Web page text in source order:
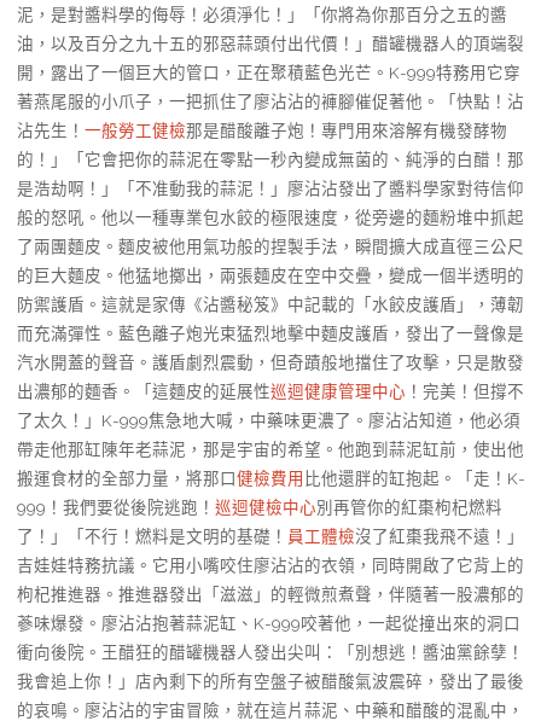
泥，是對醬料學的侮辱！必須淨化！」「你將為你那百分之五的醬
油，以及百分之九十五的邪惡蒜頭付出代價！」醋罐機器人的頂端裂
開，露出了一個巨大的管口，正在聚積藍色光芒。K-999特務用它穿
著燕尾服的小爪子，一把抓住了廖沾沾的褲腳催促著他。「快點！沾
沾先生！ 一般勞工健檢那是醋酸離子炮！專門用來溶解有機發酵物
的！」「它會把你的蒜泥在零點一秒內變成無菌的、純淨的白醋！那
是浩劫啊！」「不准動我的蒜泥！」廖沾沾發出了醬料學家對待信仰
般的怒吼。他以一種專業包水餃的極限速度，從旁邊的麵粉堆中抓起
了兩團麵皮。麵皮被他用氣功般的捏製手法，瞬間擴大成直徑三公尺
的巨大麵皮。他猛地擲出，兩張麵皮在空中交疊，變成一個半透明的
防禦護盾。這就是家傳《沾醬秘笈》中記載的「水餃皮護盾」，薄韌
而充滿彈性。藍色離子炮光束猛烈地擊中麵皮護盾，發出了一聲像是
汽水開蓋的聲音。護盾劇烈震動，但奇蹟般地擋住了攻擊，只是散發
出濃郁的麵香。「這麵皮的延展性巡迴健康管理中心 ！完美！但撐不
了太久！」K-999焦急地大喊，中藥味更濃了。廖沾沾知道，他必須
帶走他那缸陳年老蒜泥，那是宇宙的希望。他跑到蒜泥缸前，使出他
搬運食材的全部力量，將那口健檢費用 比他還胖的缸抱起。「走！K-
999！我們要從後院逃跑！ 巡迴健檢中心別再管你的紅棗枸杞燃料
了！」「不行！燃料是文明的基礎！ 員工體檢沒了紅棗我飛不遠！」
吉娃娃特務抗議。它用小嘴咬住廖沾沾的衣領，同時開啟了它背上的
枸杞推進器。推進器發出「滋滋」的輕微煎煮聲，伴隨著一股濃郁的
蔘味爆發。廖沾沾抱著蒜泥缸、K-999咬著他，一起從撞出來的洞口
衝向後院。王醋狂的醋罐機器人發出尖叫：「別想逃！醬油黨餘孽！
我會追上你！」店內剩下的所有空盤子被醋酸氣波震碎，發出了最後
的哀鳴。廖沾沾的宇宙冒險，就在這片蒜泥、中藥和醋酸的混亂中，